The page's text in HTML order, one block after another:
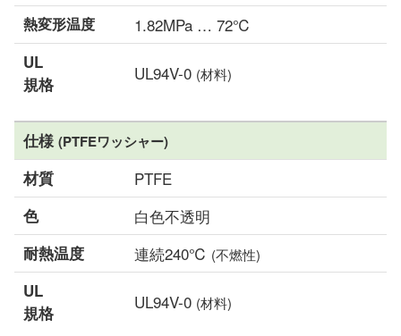
熱変形温度 1.82MPa … 72℃
UL
規格
UL94V-0 (材料)
仕様(PTFEワッシャー)
材質 PTFE
色 白色不透明
耐熱温度 連続240℃ (不燃性)
UL
規格
UL94V-0 (材料)